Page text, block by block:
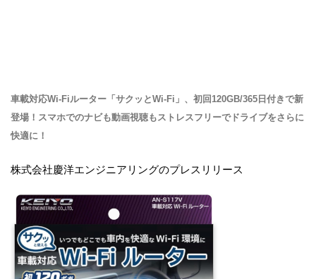
車載対応Wi-Fiルーター「サクッとWi-Fi」、初回120GB/365日付きで新
登場！スマホでのナビも動画視聴もストレスフリーでドライブをさらに
快適に！
株式会社慶洋エンジニアリングのプレスリリース